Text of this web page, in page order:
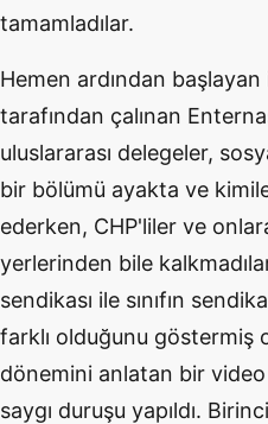
tamamladılar.
Hemen ardından
tarafından çalınan
uluslararası delegeler,
bir bölümü ayakta ve
ederken, CHP'liler ve
yerlerinden bile
sendikası ile sınıfın
farklı olduğunu göstermiş
dönemini anlatan bir
saygı duruşu yapıldı.